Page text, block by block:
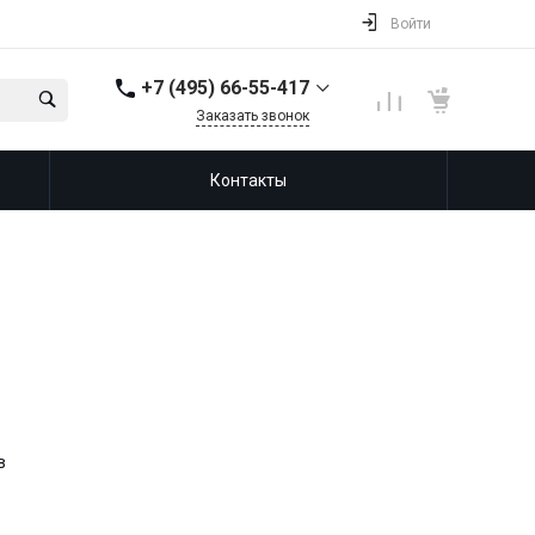
Войти
+7 (495) 66-55-417
Заказать звонок
Контакты